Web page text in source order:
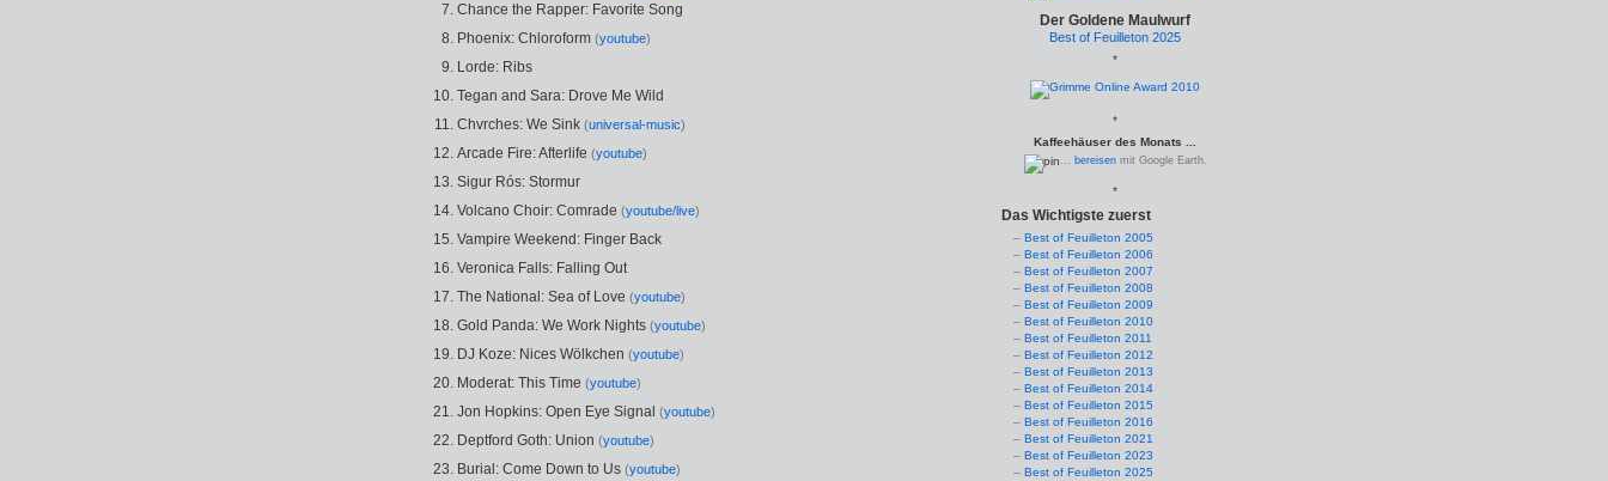
Chance the Rapper: Favorite Song
Phoenix: Chloroform (youtube)
Lorde: Ribs
Tegan and Sara: Drove Me Wild
Chvrches: We Sink (universal-music)
Arcade Fire: Afterlife (youtube)
Sigur Rós: Stormur
Volcano Choir: Comrade (youtube/live)
Vampire Weekend: Finger Back
Veronica Falls: Falling Out
The National: Sea of Love (youtube)
Gold Panda: We Work Nights (youtube)
DJ Koze: Nices Wölkchen (youtube)
Moderat: This Time (youtube)
Jon Hopkins: Open Eye Signal (youtube)
Deptford Goth: Union (youtube)
Burial: Come Down to Us (youtube)
Der Goldene Maulwurf
Best of Feuilleton 2025
*
*
Kaffeehäuser des Monats ...
... bereisenmit Google Earth.
*
Das Wichtigste zuerst
Best of Feuilleton 2005
Best of Feuilleton 2006
Best of Feuilleton 2007
Best of Feuilleton 2008
Best of Feuilleton 2009
Best of Feuilleton 2010
Best of Feuilleton 2011
Best of Feuilleton 2012
Best of Feuilleton 2013
Best of Feuilleton 2014
Best of Feuilleton 2015
Best of Feuilleton 2016
Best of Feuilleton 2021
Best of Feuilleton 2023
Best of Feuilleton 2025